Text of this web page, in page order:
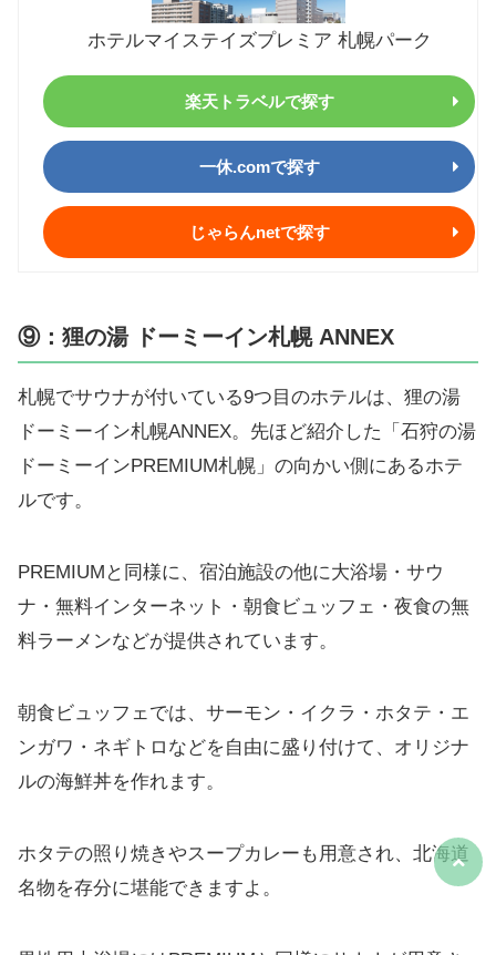
ホテルマイステイズプレミア 札幌パーク
楽天トラベルで探す
一休.comで探す
じゃらんnetで探す
⑨：狸の湯 ドーミーイン札幌 ANNEX
札幌でサウナが付いている9つ目のホテルは、狸の湯
ドーミーイン札幌ANNEX。先ほど紹介した「石狩の湯
ドーミーインPREMIUM札幌」の向かい側にあるホテ
ルです。
PREMIUMと同様に、宿泊施設の他に大浴場・サウ
ナ・無料インターネット・朝食ビュッフェ・夜食の無
料ラーメンなどが提供されています。
朝食ビュッフェでは、サーモン・イクラ・ホタテ・エ
ンガワ・ネギトロなどを自由に盛り付けて、オリジナ
ルの海鮮丼を作れます。
ホタテの照り焼きやスープカレーも用意され、北海道
名物を存分に堪能できますよ。